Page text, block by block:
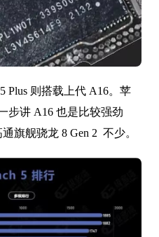
Plus 则搭载上代 A16。苹
步讲 A16 也是比较强劲
旗舰骁龙 8 Gen 2 不少。